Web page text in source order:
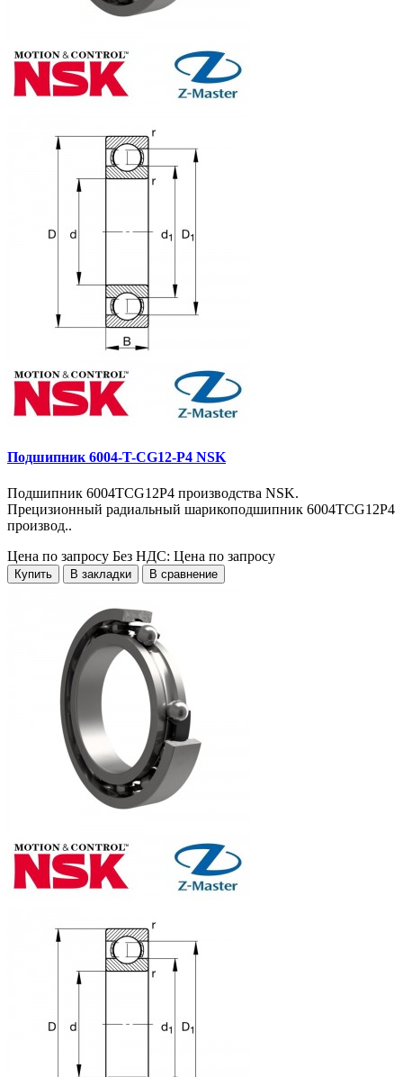
Подшипник 6004-T-CG12-P4 NSK
Подшипник 6004TCG12P4 производства NSK.
Прецизионный радиальный шарикоподшипник 6004TCG12P4
производ..
Цена по запросу Без НДС: Цена по запросу
Купить В закладки В сравнение